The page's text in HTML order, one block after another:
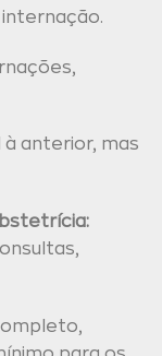
à anterior, mas